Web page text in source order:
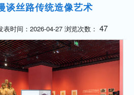
谈丝路传统造像艺术
时间：2026-04-27 浏览次数： 47